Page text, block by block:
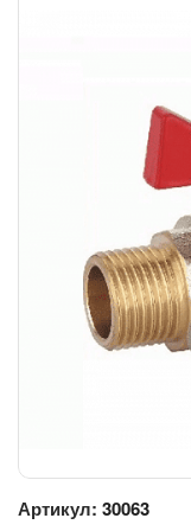
Артикул: 30063